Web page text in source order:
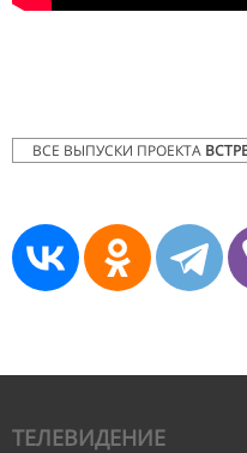
ВСЕ ВЫПУСКИ ПРОЕКТА
ТЕЛЕВИДЕНИЕ